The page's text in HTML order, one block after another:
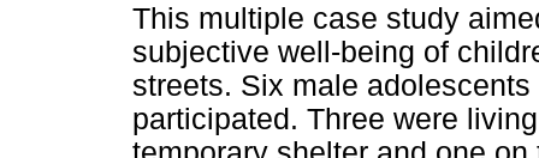
This multiple case study
subjective well-being of
streets. Six male
participated. Three were